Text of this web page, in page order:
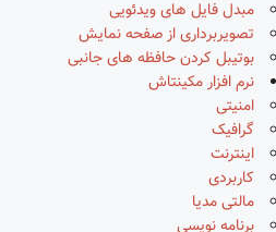
مبدل فایل های ویدئویی
تصویربرداری از صفحه نمایش
بوتیبل کردن حافظه های جانبی
نرم افزار مکینتاش
امنیتی
گرافیک
اینترنت
کاربردی
مالتی مدیا
برنامه نویسی